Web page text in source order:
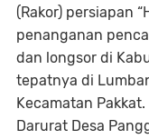
(Rakor) persiapan
penanganan
dan longsor di
tepatnya di
Kecamatan
Darurat Desa